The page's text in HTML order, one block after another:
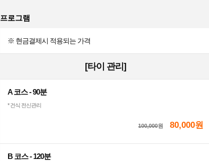
프로그램
※ 현금결제시 적용되는 가격
[타이 관리]
A 코스 - 90분
* 건식 전신관리
100,000원 80,000원
B 코스 - 120분